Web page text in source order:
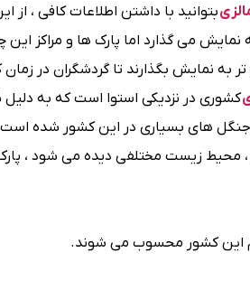
بتوانید با داشتن اطلاعات کافی ، از
می گذارد اما پارک ها و مراکز این
نمایش بگذارند تا گردشگران در زمان
کشوری در نزدیکی استوا است که به
جنگل های بسیاری در این کشور شده
زیست مختلفی دیده می شود ، پارک
این کشور محسوب می شوند.